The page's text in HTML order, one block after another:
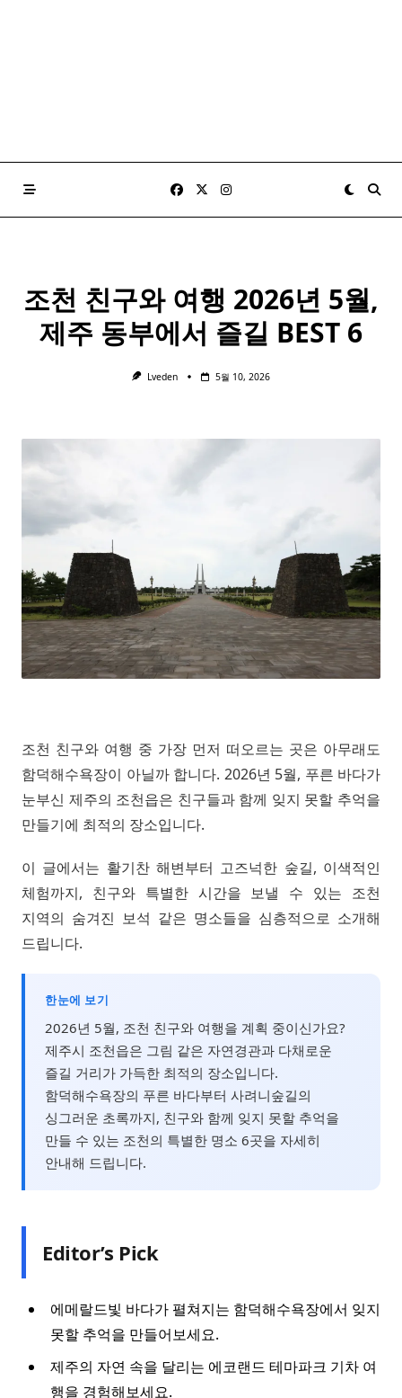
조천 친구와 여행 2026년 5월,
제주 동부에서 즐길 BEST 6
Lveden 5월 10, 2026
조천 친구와 여행 중 가장 먼저 떠오르는 곳은 아무래도
함덕해수욕장이 아닐까 합니다. 2026년 5월, 푸른 바다가
눈부신 제주의 조천읍은 친구들과 함께 잊지 못할 추억을
만들기에 최적의 장소입니다.
이 글에서는 활기찬 해변부터 고즈넉한 숲길, 이색적인
체험까지, 친구와 특별한 시간을 보낼 수 있는 조천
지역의 숨겨진 보석 같은 명소들을 심층적으로 소개해
드립니다.
한눈에 보기
2026년 5월, 조천 친구와 여행을 계획 중이신가요?
제주시 조천읍은 그림 같은 자연경관과 다채로운
즐길 거리가 가득한 최적의 장소입니다.
함덕해수욕장의 푸른 바다부터 사려니숲길의
싱그러운 초록까지, 친구와 함께 잊지 못할 추억을
만들 수 있는 조천의 특별한 명소 6곳을 자세히
안내해 드립니다.
Editor’s Pick
에메랄드빛 바다가 펼쳐지는 함덕해수욕장에서 잊지
못할 추억을 만들어보세요.
제주의 자연 속을 달리는 에코랜드 테마파크 기차 여
행을 경험해보세요.